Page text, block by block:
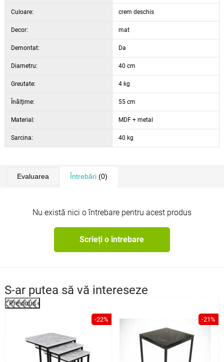
Culoare: crem deschis
Decor: mat
Demontat: Da
Diametru: 40 cm
Greutate: 4 kg
Înălţime: 55 cm
Material: MDF + metal
Sarcina: 40 kg
Evaluarea Întrebări(0)
Nu există nici o întrebare pentru acest produs
Scrieți o întrebare
S-ar putea să vă intereseze
Previous
-22% -21%